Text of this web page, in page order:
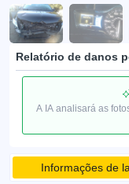
Relatório de danos
A IA analisará as
Informações de